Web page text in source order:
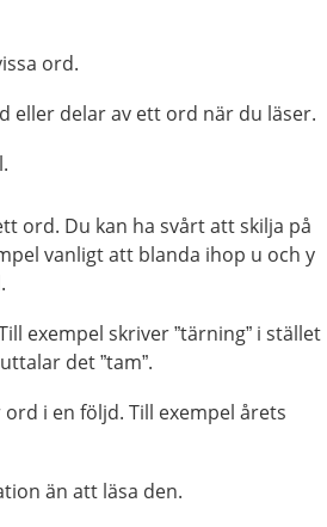
ord.
eller delar av ett ord när du läser.
ord. Du kan ha svårt att skilja på
vanligt att blanda ihop u och y
exempel skriver ”tärning” i stället
det ”tam”.
i en följd. Till exempel årets
än att läsa den.